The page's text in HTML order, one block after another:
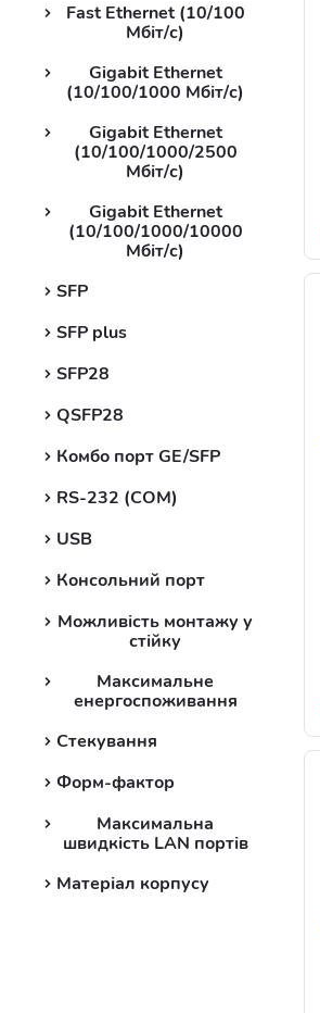
Fast Ethernet (10/100
Мбіт/с)
Gigabit Ethernet
(10/100/1000 Мбіт/с)
Gigabit Ethernet
(10/100/1000/2500
Мбіт/с)
Gigabit Ethernet
(10/100/1000/10000
Мбіт/с)
SFP
SFP plus
SFP28
QSFP28
Комбо порт GE/SFP
RS-232 (COM)
USB
Консольний порт
Можливість монтажу у
стійку
Максимальне
енергоспоживання
Стекування
Форм-фактор
Максимальна
швидкість LAN портів
Матеріал корпусу